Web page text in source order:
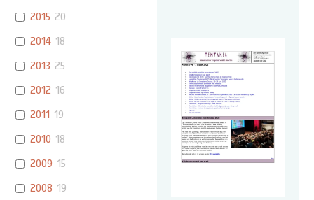
2015 20
2014 18
2013 25
2012 16
2011 19
2010 18
2009 15
2008 19